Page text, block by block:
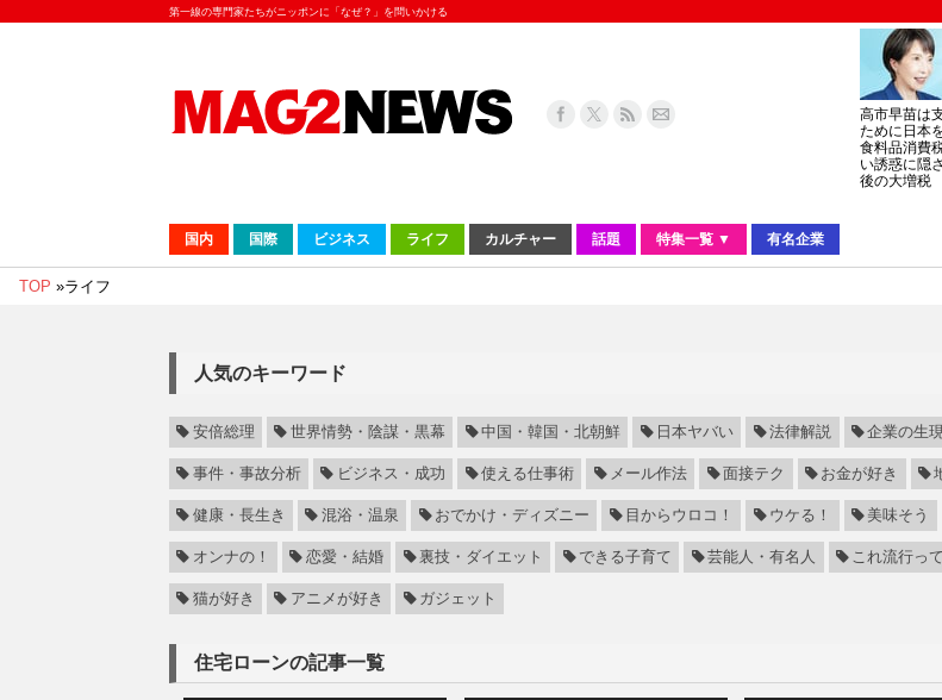
第一線の専門家たちがニッポンに「なぜ？」を問いかける
高市早苗は
ために日本
食料品消費
い誘惑に隠
後の大増税
国内 国際 ビジネス ライフ カルチャー 話題 特集一覧 ▼ 有名企業
TOP »ライフ
人気のキーワード
安倍総理 世界情勢・陰謀・黒幕 中国・韓国・北朝鮮 日本ヤバい 法律解説 企業の生
事件・事故分析 ビジネス・成功 使える仕事術 メール作法 面接テク お金が好き
健康・長生き 混浴・温泉 おでかけ・ディズニー 目からウロコ！ ウケる！ 美味そう
オンナの！ 恋愛・結婚 裏技・ダイエット できる子育て 芸能人・有名人 これ流行っ
猫が好き アニメが好き ガジェット
住宅ローンの記事一覧